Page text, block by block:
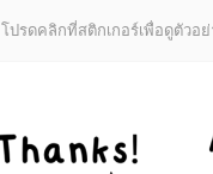
โปรดคลิกที่สติกเกอร์เพื่อดูตัวอย่